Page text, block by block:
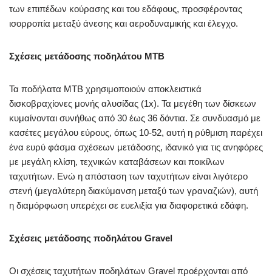
των επιπέδων κούρασης και του εδάφους, προσφέροντας
ισορροπία μεταξύ άνεσης και αεροδυναμικής και έλεγχο.
Σχέσεις μετάδοσης ποδηλάτου MTB
Τα ποδήλατα MTB χρησιμοποιούν αποκλειστικά
δισκοβραχίονες μονής αλυσίδας (1x). Τα μεγέθη των δίσκεων
κυμαίνονται συνήθως από 30 έως 36 δόντια. Σε συνδυασμό με
κασέτες μεγάλου εύρους, όπως 10-52, αυτή η ρύθμιση παρέχει
ένα ευρύ φάσμα σχέσεων μετάδοσης, ιδανικό για τις ανηφόρες
με μεγάλη κλίση, τεχνικών καταβάσεων και ποικίλων
ταχυτήτων. Ενώ η απόσταση των ταχυτήτων είναι λιγότερο
στενή (μεγαλύτερη διακύμανση μεταξύ των γραναζιών), αυτή
η διαμόρφωση υπερέχει σε ευελιξία για διαφορετικά εδάφη.
Σχέσεις μετάδοσης ποδηλάτου Gravel
Οι σχέσεις ταχυτήτων ποδηλάτων Gravel προέρχονται από